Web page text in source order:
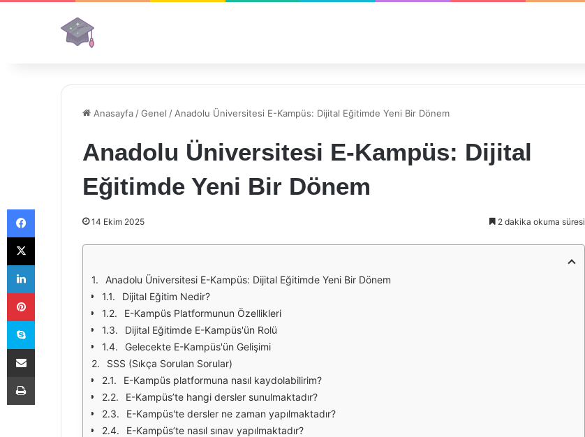
Anasayfa /Genel / Anadolu Üniversitesi E-Kampüs: Dijital Eğitimde Yeni Bir Dönem
Anadolu Üniversitesi E-Kampüs: Dijital
Eğitimde Yeni Bir Dönem
14 Ekim 2025 2 dakika okuma süresi
Anadolu Üniversitesi E-Kampüs: Dijital Eğitimde Yeni Bir Dönem
Dijital Eğitim Nedir?
E-Kampüs Platformunun Özellikleri
Dijital Eğitimde E-Kampüs'ün Rolü
Gelecekte E-Kampüs'ün Gelişimi
SSS (Sıkça Sorulan Sorular)
E-Kampüs platformuna nasıl kaydolabilirim?
E-Kampüs’te hangi dersler sunulmaktadır?
E-Kampüs'te dersler ne zaman yapılmaktadır?
E-Kampüs’te nasıl sınav yapılmaktadır?
Facebook
X
LinkedIn
Pinterest
Skype
E-Posta ile paylaş